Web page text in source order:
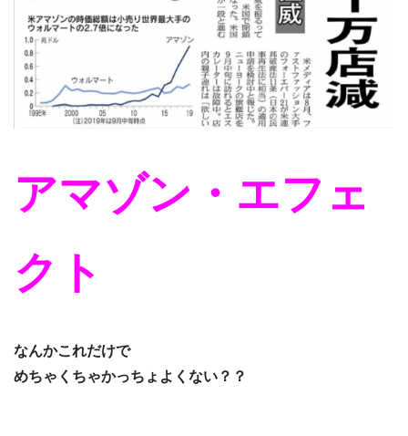
アマゾン・エフェ
クト
なんかこれだけで
めちゃくちゃかっちょよくない？？